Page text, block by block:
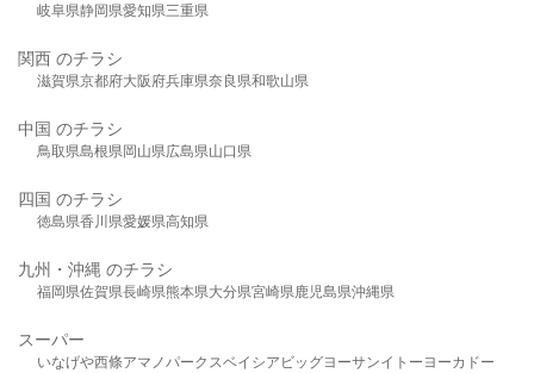
岐阜県静岡県愛知県三重県
関西 のチラシ
滋賀県京都府大阪府兵庫県奈良県和歌山県
中国 のチラシ
鳥取県島根県岡山県広島県山口県
四国 のチラシ
徳島県香川県愛媛県高知県
九州・沖縄 のチラシ
福岡県佐賀県長崎県熊本県大分県宮崎県鹿児島県沖縄県
スーパー
いなげや西條アマノパークスベイシア ビッグヨーサンイトーヨーカドー